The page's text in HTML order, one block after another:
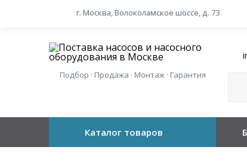
г. Москва, Волоколамское шоссе, д. 73
Подбор · Продажа · Монтаж · Гарантия
Каталог товаров